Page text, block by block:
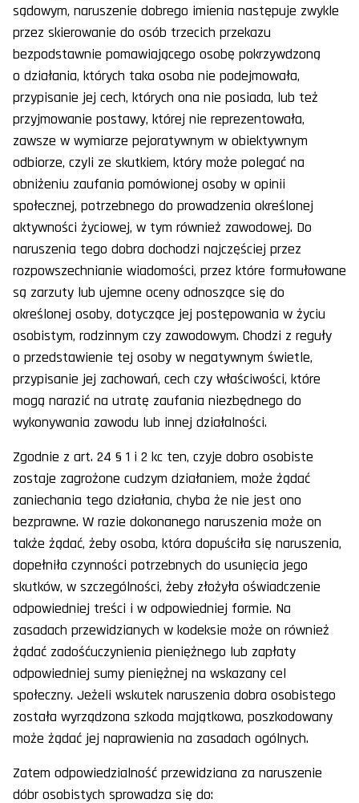
sądowym, naruszenie dobrego imienia następuje zwykle
przez skierowanie do osób trzecich przekazu
bezpodstawnie pomawiającego osobę pokrzywdzoną
o działania, których taka osoba nie podejmowała,
przypisanie jej cech, których ona nie posiada, lub też
przyjmowanie postawy, której nie reprezentowała,
zawsze w wymiarze pejoratywnym w obiektywnym
odbiorze, czyli ze skutkiem, który może polegać na
obniżeniu zaufania pomówionej osoby w opinii
społecznej, potrzebnego do prowadzenia określonej
aktywności życiowej, w tym również zawodowej. Do
naruszenia tego dobra dochodzi najczęściej przez
rozpowszechnianie wiadomości, przez które formułowane
są zarzuty lub ujemne oceny odnoszące się do
określonej osoby, dotyczące jej postępowania w życiu
osobistym, rodzinnym czy zawodowym. Chodzi z reguły
o przedstawienie tej osoby w negatywnym świetle,
przypisanie jej zachowań, cech czy właściwości, które
mogą narazić na utratę zaufania niezbędnego do
wykonywania zawodu lub innej działalności.
Zgodnie z art. 24 § 1 i 2 kc ten, czyje dobro osobiste
zostaje zagrożone cudzym działaniem, może żądać
zaniechania tego działania, chyba że nie jest ono
bezprawne. W razie dokonanego naruszenia może on
także żądać, żeby osoba, która dopuściła się naruszenia,
dopełniła czynności potrzebnych do usunięcia jego
skutków, w szczególności, żeby złożyła oświadczenie
odpowiedniej treści i w odpowiedniej formie. Na
zasadach przewidzianych w kodeksie może on również
żądać zadośćuczynienia pieniężnego lub zapłaty
odpowiedniej sumy pieniężnej na wskazany cel
społeczny. Jeżeli wskutek naruszenia dobra osobistego
została wyrządzona szkoda majątkowa, poszkodowany
może żądać jej naprawienia na zasadach ogólnych.
Zatem odpowiedzialność przewidziana za naruszenie
dóbr osobistych sprowadza się do: